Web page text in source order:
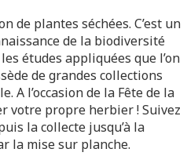
de plantes séchées. C’est un
de la biodiversité
études appliquées que l’on
de grandes collections
A l’occasion de la Fête de la
votre propre herbier ! Suivez
la collecte jusqu’à la
la mise sur planche.